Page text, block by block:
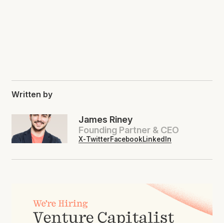
Written by
James Riney
Founding Partner & CEO
X-TwitterFacebookLinkedIn